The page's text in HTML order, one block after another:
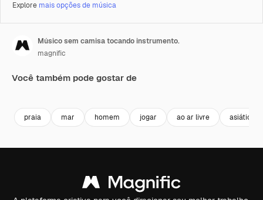
Explore mais opções de música
Músico sem camisa tocando instrumento.
magnific
Você também pode gostar de
praia mar homem jogar ao ar livre asiático